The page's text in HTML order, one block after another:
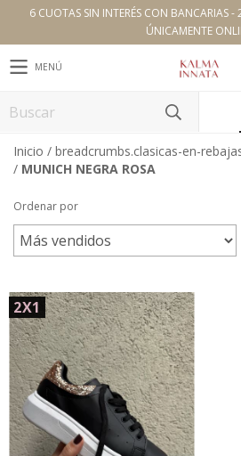
6 CUOTAS SIN INTERÉS CON BANCARIAS -
ÚNICAMENTE
MENÚ
Inicio / breadcrumbs.clasicas-en-
/ MUNICH NEGRA ROSA
Ordenar por
2X1